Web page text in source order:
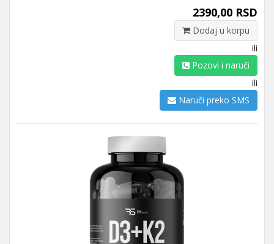
2390,00 RSD
Dodaj u korpu
ili
Pozovi i naruči
ili
Naruči preko SMS